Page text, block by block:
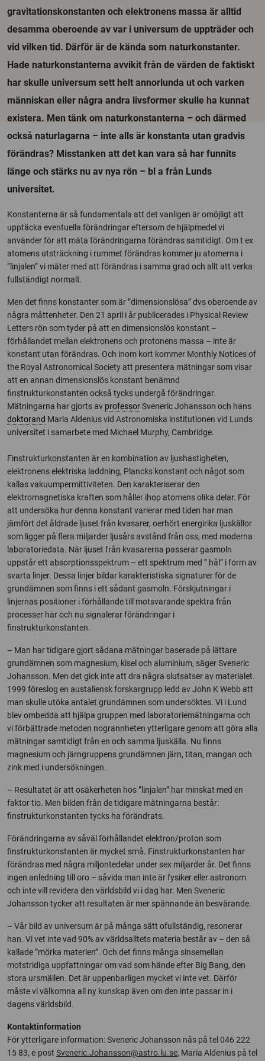
gravitationskonstanten och elektronens massa är alltid
desamma oberoende av var i universum de uppträder och
vid vilken tid. Därför är de kända som naturkonstanter.
Hade naturkonstanterna avvikit från de värden de faktiskt
har skulle universum sett helt annorlunda ut och varken
människan eller några andra livsformer skulle ha kunnat
existera. Men tänk om naturkonstanterna – och därmed
också naturlagarna – inte alls är konstanta utan gradvis
förändras? Misstanken att det kan vara så har funnits
länge och stärks nu av nya rön – bl a från Lunds
universitet.
Konstanterna är så fundamentala att det vanligen är omöjligt att
upptäcka eventuella förändringar eftersom de hjälpmedel vi
använder för att mäta förändringarna förändras samtidigt. Om t ex
atomens utsträckning i rummet förändras kommer ju atomerna i
”linjalen” vi mäter med att förändras i samma grad och allt att verka
fullständigt normalt.
Men det finns konstanter som är ”dimensionslösa” dvs oberoende av
några måttenheter. Den 21 april i år publicerades i Physical Review
Letters rön som tyder på att en dimensionslös konstant –
förhållandet mellan elektronens och protonens massa – inte är
konstant utan förändras. Och inom kort kommer Monthly Notices of
the Royal Astronomical Society att presentera mätningar som visar
att en annan dimensionslös konstant benämnd
finstrukturkonstanten också tycks undergå förändringar.
Mätningarna har gjorts av professorSveneric Johansson och hans
doktorand Maria Aldenius vid Astronomiska institutionen vid Lunds
universitet i samarbete med Michael Murphy, Cambridge.
Finstrukturkonstanten är en kombination av ljushastigheten,
elektronens elektriska laddning, Plancks konstant och något som
kallas vakuumpermittiviteten. Den karakteriserar den
elektromagnetiska kraften som håller ihop atomens olika delar. För
att undersöka hur denna konstant varierar med tiden har man
jämfört det åldrade ljuset från kvasarer, oerhört energirika ljuskällor
som ligger på flera miljarder ljusårs avstånd från oss, med moderna
laboratoriedata. När ljuset från kvasarerna passerar gasmoln
uppstår ett absorptionsspektrum – ett spektrum med ” hål” i form av
svarta linjer. Dessa linjer bildar karakteristiska signaturer för de
grundämnen som finns i ett sådant gasmoln. Förskjutningar i
linjernas positioner i förhållande till motsvarande spektra från
processer här och nu signalerar förändringar i
finstrukturkonstanten.
– Man har tidigare gjort sådana mätningar baserade på lättare
grundämnen som magnesium, kisel och aluminium, säger Sveneric
Johansson. Men det gick inte att dra några slutsatser av materialet.
1999 föreslog en austaliensk forskargrupp ledd av John K Webb att
man skulle utöka antalet grundämnen som undersöktes. Vi i Lund
blev ombedda att hjälpa gruppen med laboratoriemätningarna och
vi förbättrade metoden nogrannheten ytterligare genom att göra alla
mätningar samtidigt från en och samma ljuskälla. Nu finns
magnesium och järngruppens grundämnen järn, titan, mangan och
zink med i undersökningen.
– Resultatet är att osäkerheten hos ”linjalen” har minskat med en
faktor tio. Men bilden från de tidigare mätningarna består:
finstrukturkonstanten tycks ha förändrats.
Förändringarna av såväl förhållandet elektron/proton som
finstrukturkonstanten är mycket små. Finstrukturkonstanten har
förändras med några miljontedelar under sex miljarder år. Det finns
ingen anledning till oro – såvida man inte är fysiker eller astronom
och inte vill revidera den världsbild vi i dag har. Men Sveneric
Johansson tycker att resultaten är mer spännande än besvärande.
– Vår bild av universum är på många sätt ofullständig, resonerar
han. Vi vet inte vad 90% av världsalltets materia består av – den så
kallade ”mörka materien”. Och det finns många sinsemellan
motstridiga uppfattningar om vad som hände efter Big Bang, den
stora ursmällen. Det är uppenbarligen mycket vi inte vet. Därför
måste vi välkomna all ny kunskap även om den inte passar in i
dagens världsbild.
Kontaktinformation
För ytterligare information: Sveneric Johansson nås på tel 046 222
15 83, e-post Sveneric.Johansson@astro.lu.se, Maria Aldenius på tel